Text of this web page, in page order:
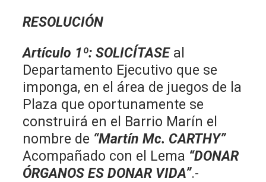
RESOLUCIÓN
Artículo 1º: SOLICÍTASEal
Departamento Ejecutivo que se
imponga, en el área de juegos de la
Plaza que oportunamente se
construirá en el Barrio Marín el
nombre de “Martín Mc. CARTHY”
Acompañado con el Lema “DONAR
ÓRGANOS ES DONAR VIDA”.-